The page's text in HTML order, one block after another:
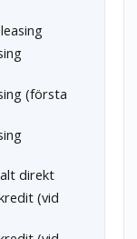
(första
direkt
(vid